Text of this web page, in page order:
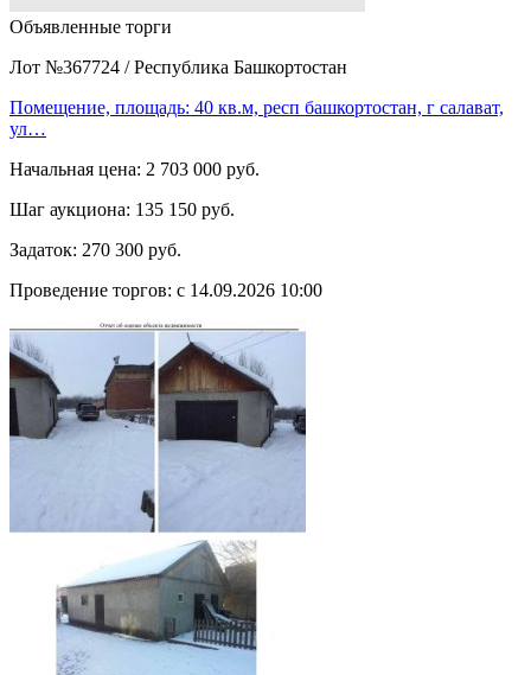
Объявленные торги
Лот №367724 / Республика Башкортостан
Помещение, площадь: 40 кв.м, респ башкортостан, г салават,
ул…
Начальная цена: 2 703 000 руб.
Шаг аукциона: 135 150 руб.
Задаток: 270 300 руб.
Проведение торгов: с 14.09.2026 10:00